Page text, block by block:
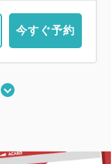
今すぐ予約